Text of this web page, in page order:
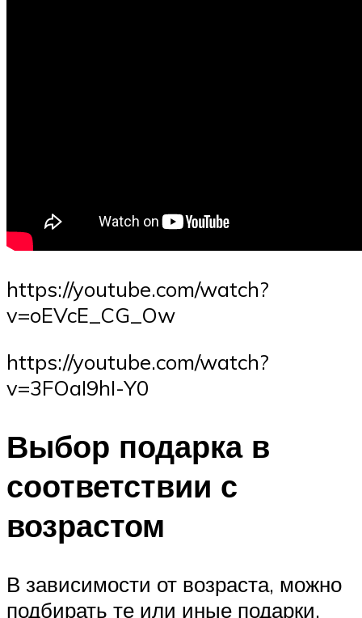
https://youtube.com/watch?
v=oEVcE_CG_Ow
https://youtube.com/watch?
v=3FOaI9hI-Y0
Выбор подарка в
соответствии с
возрастом
В зависимости от возраста, можно
подбирать те или иные подарки.